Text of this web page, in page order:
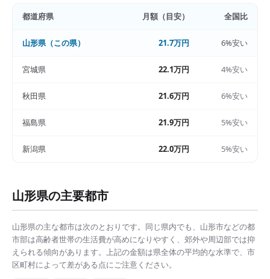
都道府県 月額（目安） 全国比
山形県（この県） 21.7万円 6%安い
宮城県 22.1万円 4%安い
秋田県 21.6万円 6%安い
福島県 21.9万円 5%安い
新潟県 22.0万円 5%安い
山形県の主要都市
山形県の主な都市は次のとおりです。同じ県内でも、 山形市などの都
市部は高齢者世帯の生活費が高めになりやすく、郊外や周辺部では抑
えられる傾向があります。上記の金額は県全体の平均的な水準で、市
区町村によって差がある点にご注意ください。